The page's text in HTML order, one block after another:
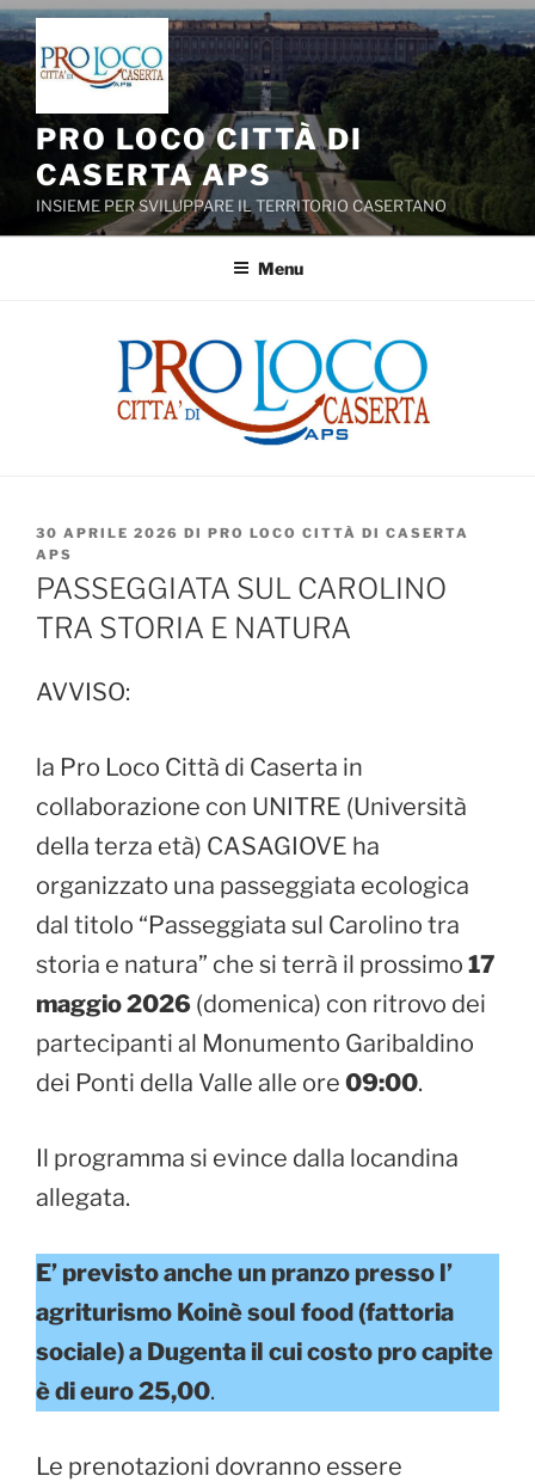
Salta
al
contenuto
PRO LOCO CITTÀ DI
CASERTA APS
INSIEME PER SVILUPPARE IL TERRITORIO CASERTANO
Menu
PUBBLICATO
IL
30 APRILE 2026 DI PRO LOCO CITTÀ DI CASERTA
APS
PASSEGGIATA SUL CAROLINO
TRA STORIA E NATURA
AVVISO:
la Pro Loco Città di Caserta in
collaborazione con UNITRE (Università
della terza età) CASAGIOVE ha
organizzato una passeggiata ecologica
dal titolo “Passeggiata sul Carolino tra
storia e natura” che si terrà il prossimo 17
maggio 2026 (domenica) con ritrovo dei
partecipanti al Monumento Garibaldino
dei Ponti della Valle alle ore 09:00.
Il programma si evince dalla locandina
allegata.
E’ previsto anche un pranzo presso l’
agriturismo Koinè soul food (fattoria
sociale) a Dugenta il cui costo pro capite
è di euro 25,00.
Le prenotazioni dovranno essere